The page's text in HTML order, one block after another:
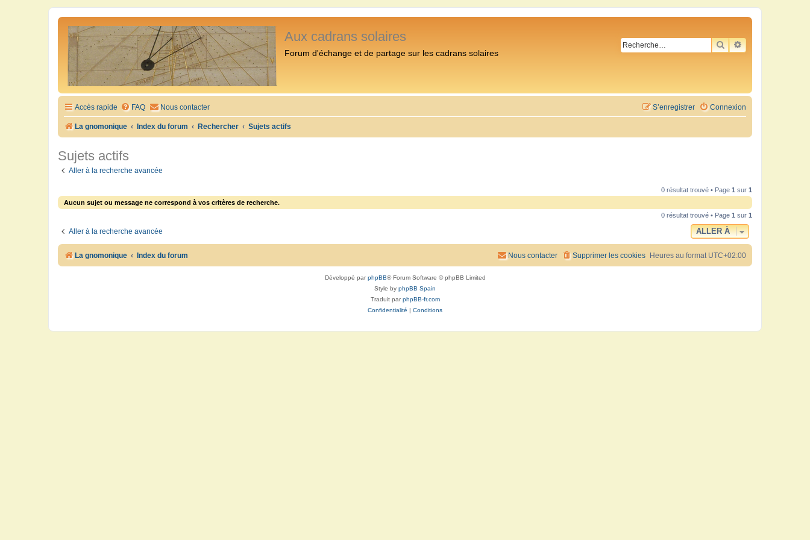
Aux cadrans solaires
Forum d'échange et de partage sur les cadrans solaires
RECHERCHER
RECHERCHE
Accès rapide FAQ Nous contacter Connexion
S’enregistrer
La gnomonique Index du forum Rechercher Sujets actifs
Sujets actifs
Aller à la recherche avancée
0 résultat trouvé • Page 1 sur 1
Aucun sujet ou message ne correspond à vos critères de recherche.
0 résultat trouvé • Page 1 sur 1
Aller à la recherche avancée ALLER À
La gnomonique Index du forum Heures au format UTC+02:00
Supprimer les cookies
Nous contacter
Développé parphpBB® Forum Software © phpBB Limited
Style by phpBB Spain
Traduit parphpBB-fr.com
Confidentialité | Conditions